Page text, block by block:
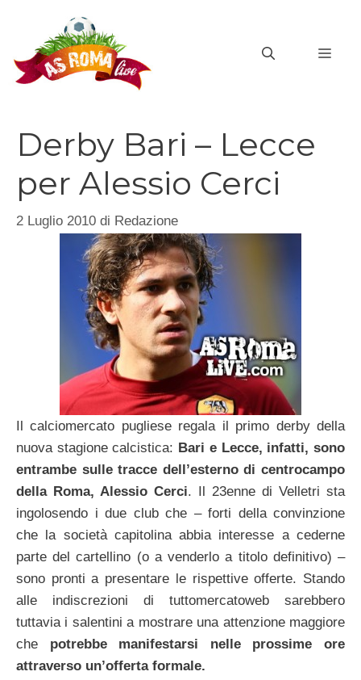
contenuto
Derby Bari – Lecce
per Alessio Cerci
2 Luglio 2010 di Redazione
Il calciomercato pugliese regala il primo derby della
nuova stagione calcistica: Bari e Lecce, infatti, sono
entrambe sulle tracce dell’esterno di centrocampo
della Roma, Alessio Cerci. Il 23enne di Velletri sta
ingolosendo i due club che – forti della convinzione
che la società capitolina abbia interesse a cederne
parte del cartellino (o a venderlo a titolo definitivo) –
sono pronti a presentare le rispettive offerte. Stando
alle indiscrezioni di tuttomercatoweb sarebbero
tuttavia i salentini a mostrare una attenzione maggiore
che potrebbe manifestarsi nelle prossime ore
attraverso un’offerta formale.